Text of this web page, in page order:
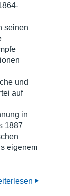
seinen
und
auf
in
1887
eigenem